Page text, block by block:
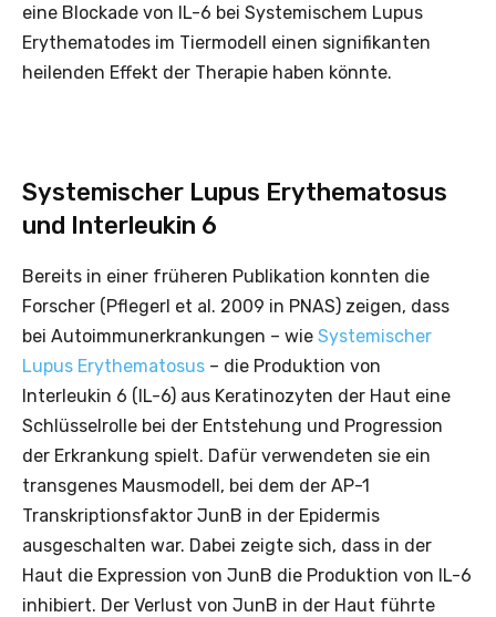
eine Blockade von IL-6 bei Systemischem Lupus
Erythematodes im Tiermodell einen signifikanten
heilenden Effekt der Therapie haben könnte.
Systemischer Lupus Erythematosus
und Interleukin 6
Bereits in einer früheren Publikation konnten die
Forscher (Pflegerl et al. 2009 in PNAS) zeigen, dass
bei Autoimmunerkrankungen – wie Systemischer
Lupus Erythematosus – die Produktion von
Interleukin 6 (IL-6) aus Keratinozyten der Haut eine
Schlüsselrolle bei der Entstehung und Progression
der Erkrankung spielt. Dafür verwendeten sie ein
transgenes Mausmodell, bei dem der AP-1
Transkriptionsfaktor JunB in der Epidermis
ausgeschalten war. Dabei zeigte sich, dass in der
Haut die Expression von JunB die Produktion von IL-6
inhibiert. Der Verlust von JunB in der Haut führte